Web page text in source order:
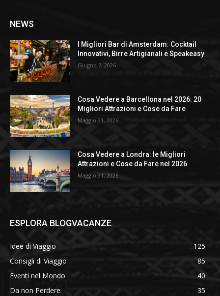
NEWS
I Migliori Bar di Amsterdam: Cocktail
Innovativi, Birre Artigianali e Speakeasy
Giugno 7, 2026
Cosa Vedere a Barcellona nel 2026: 20
Migliori Attrazioni e Cose da Fare
Maggio 31, 2026
Cosa Vedere a Londra: le Migliori
Attrazioni e Cose da Fare nel 2026
Maggio 31, 2026
ESPLORA BLOGVACANZE
Idee di Viaggio
125
Consigli di Viaggio
85
Eventi nel Mondo
40
Da non Perdere
35